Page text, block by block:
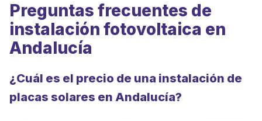
Preguntas frecuentes de
instalación fotovoltaica en
Andalucía
¿Cuál es el precio de una instalación de
placas solares en Andalucía?